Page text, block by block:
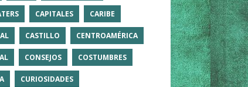
CAPITALES CARIBE
CASTILLO CENTROAMÉRICA
CONSEJOS COSTUMBRES
CURIOSIDADES